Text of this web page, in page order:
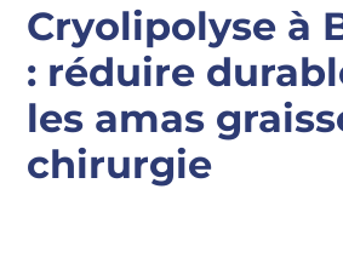
Cryolipolyse à
: réduire
les amas
chirurgie